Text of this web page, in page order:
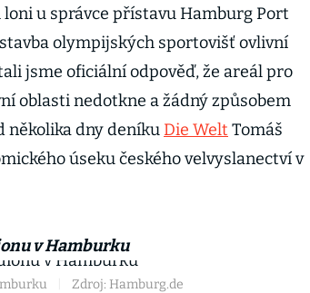
u správce přístavu Hamburg Port
olympijských sportovišť ovlivní
jsme oficiální odpověď, že areál pro
oblasti nedotkne a žádný způsobem
několika dny deníku Die Welt Tomáš
úseku českého velvyslanectví v
v Hamburku
Zdroj: Hamburg.de